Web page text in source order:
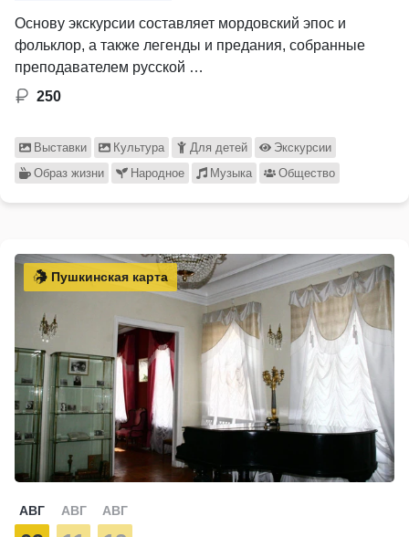
Основу экскурсии составляет мордовский эпос и
фольклор, а также легенды и предания, собранные
преподавателем русской …
250
Выставки Культура Для детей
Экскурсии
Образ жизни
Народное Музыка Общество
Пушкинская карта
АВГ АВГ АВГ